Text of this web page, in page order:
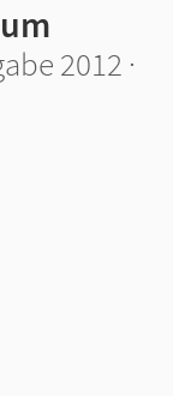
2012 ·